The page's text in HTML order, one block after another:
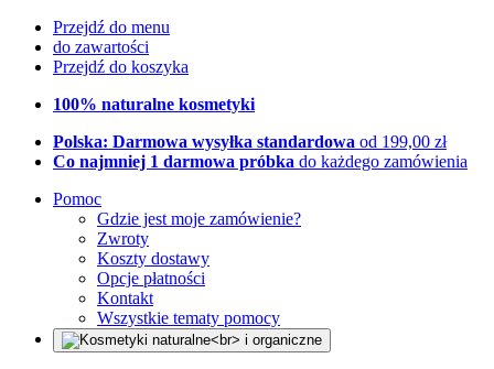
Przejdź do menu
do zawartości
Przejdź do koszyka
100% naturalne kosmetyki
Polska: Darmowa wysyłka standardowa od 199,00 zł
Co najmniej 1 darmowa próbka do każdego zamówienia
Pomoc
Gdzie jest moje zamówienie?
Zwroty
Koszty dostawy
Opcje płatności
Kontakt
Wszystkie tematy pomocy